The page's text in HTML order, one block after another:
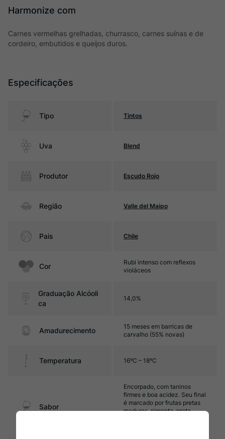
Harmonize com
Carnes vermelhas grelhadas, churrasco, carnes suínas e de
cordeiro, embutidos e queijos duros.
Especificações
Tipo Tintos
Uva Blend
Produtor Escudo Rojo
Região Valle del Maipo
Pais Chile
Cor
Rubi intenso com reflexos
violáceos
Graduação Alcóoli
ca
14,0%
Amadurecimento
15 meses em barricas de
carvalho (55% novas)
Temperatura 16ºC – 18ºC
Sabor
Encorpado, com taninos
firmes e boa acidez. Seu final
é marcado por frutas pretas
maduras, pimenta-preta,